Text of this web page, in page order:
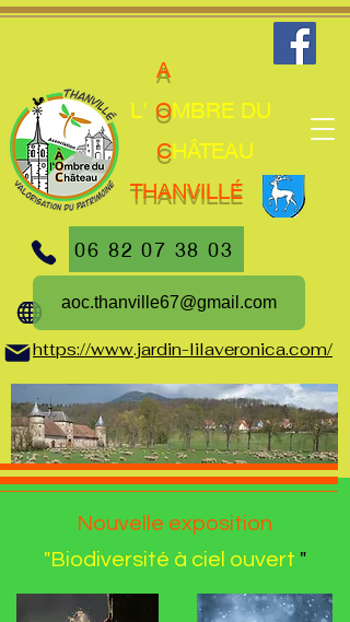
A
L' OMBRE DU
CHÂTEAU
THANVILLÉ
06 82 07 38 03
https://www.jardin-lilaveronica.com/
aoc.thanville67@gmail.com
Nouvelle exposition
"Biodiversité à ciel ouvert "